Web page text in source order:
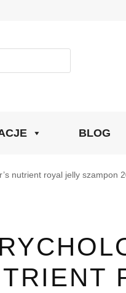
BLOG
nutrient royal jelly szampon